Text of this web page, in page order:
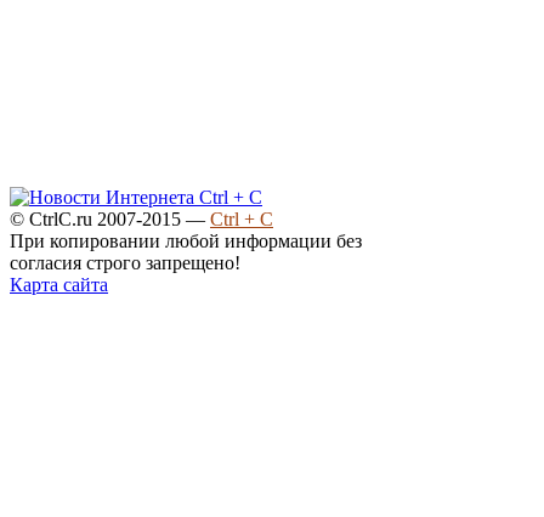
© CtrlC.ru 2007-2015 — Ctrl + C
При копировании любой информации без
согласия строго запрещено!
Карта сайта